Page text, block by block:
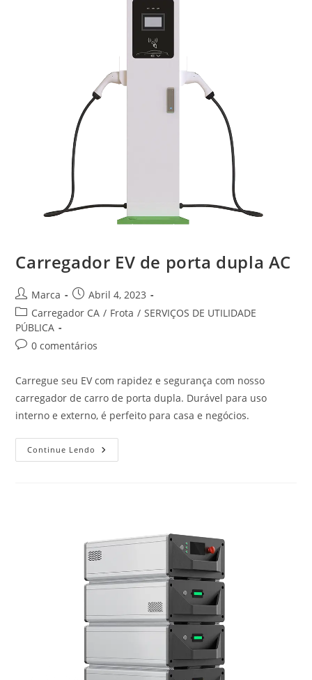
Carregador EV de porta dupla AC
Marca
Abril 4, 2023
Carregador CA / Frota / SERVIÇOS DE UTILIDADE
PÚBLICA
0 comentários
Carregue seu EV com rapidez e segurança com nosso
carregador de carro de porta dupla. Durável para uso
interno e externo, é perfeito para casa e negócios.
Continue Lendo